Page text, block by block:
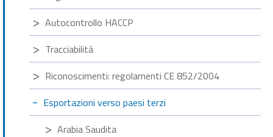
Autocontrollo HACCP
Tracciabilità
Riconoscimenti: regolamenti CE 852/2004
Esportazioni verso paesi terzi
Arabia Saudita